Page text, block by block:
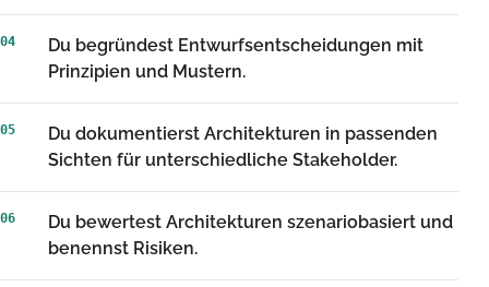
04
Du begründest Entwurfsentscheidungen mit
Prinzipien und Mustern.
05
Du dokumentierst Architekturen in passenden
Sichten für unterschiedliche Stakeholder.
06
Du bewertest Architekturen szenariobasiert und
benennst Risiken.